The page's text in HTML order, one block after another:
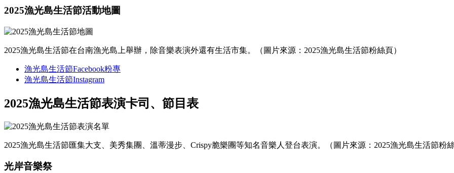
2025漁光島生活節活動地圖
2025漁光島生活節在台南漁光島上舉辦，除音樂表演外還有生活市集。（圖片來源：2025漁光島生活節粉絲頁）
漁光島生活節Facebook粉專
漁光島生活節Instagram
2025漁光島生活節表演卡司、節目表
2025漁光島生活節匯集大支、美秀集團、溫蒂漫步、Crispy脆樂團等知名音樂人登台表演。（圖片來源：2025漁光島生活節粉
光岸音樂祭